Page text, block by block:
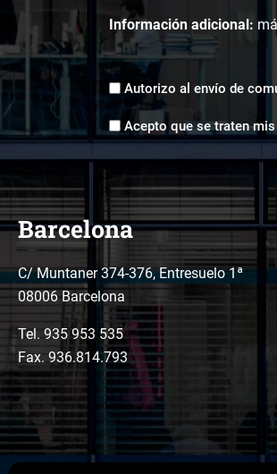
Información adicional:
Envíos
comerciales
*
Autorizo al envío de
Aceptación
tratamiento
de
*
Acepto que se traten
Barcelona
C/ Muntaner 374-376, Entresuelo 1ª
08006 Barcelona
Tel. 935 953 535
Fax. 936.814.793